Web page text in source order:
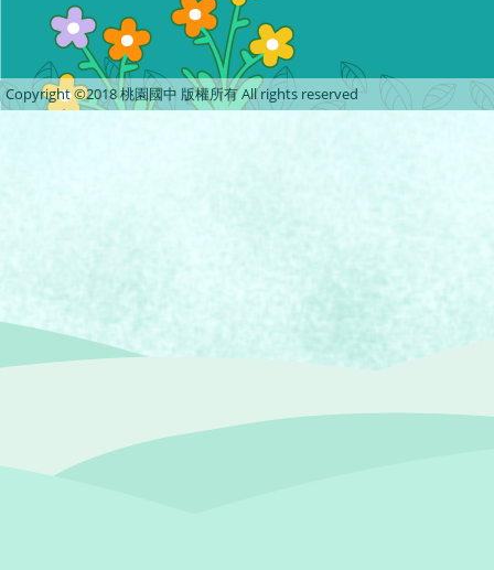
Copyright ©2018 桃園國中 版權所有 All rights reserved